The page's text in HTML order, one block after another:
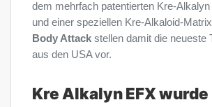
dem mehrfach patentierten Kre-
und einer speziellen Kre-Alkaloid-
Body Attack stellen damit die neueste
aus den USA vor.
Kre Alkalyn EFX wurde